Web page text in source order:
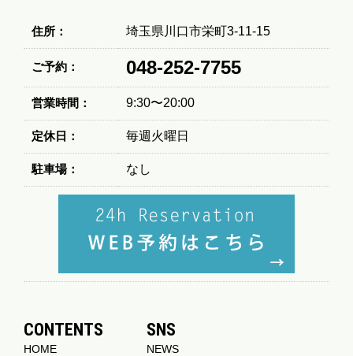
住所： 埼玉県川口市栄町3-11-15
ご予約： 048-252-7755
営業時間： 9:30〜20:00
定休日： 毎週火曜日
駐車場： なし
CONTENTS
HOME
SNS
NEWS